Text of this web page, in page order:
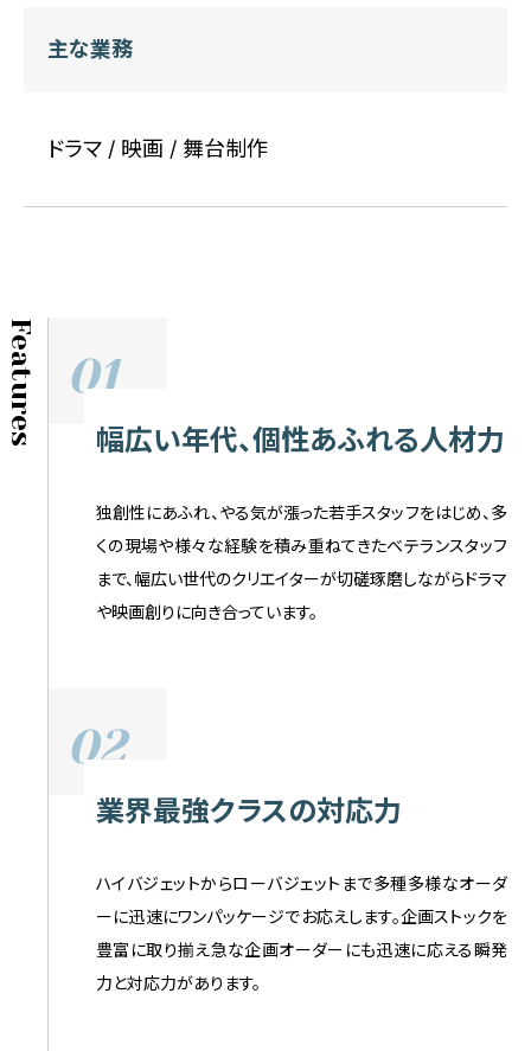
主な業務
ドラマ / 映画 / 舞台制作
Features 01
幅広い年代、個性あふれる人材力
独創性にあふれ、やる気が漲った若手スタッフをはじめ、多
くの現場や様々な経験を積み重ねてきたベテランスタッフ
まで、幅広い世代のクリエイターが切磋琢磨しながらドラマ
や映画創りに向き合っています。
02
業界最強クラスの対応力
ハイバジェットからローバジェットまで多種多様なオーダ
ーに迅速にワンパッケージでお応えします。企画ストックを
豊富に取り揃え急な企画オーダーにも迅速に応える瞬発
力と対応力があります。